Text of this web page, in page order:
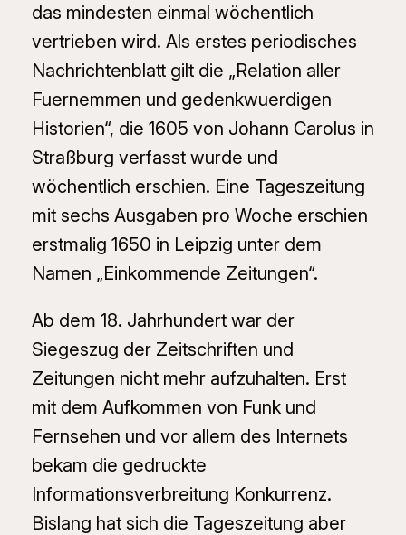
das mindesten einmal wöchentlich
vertrieben wird. Als erstes periodisches
Nachrichtenblatt gilt die „Relation aller
Fuernemmen und gedenkwuerdigen
Historien“, die 1605 von Johann Carolus in
Straßburg verfasst wurde und
wöchentlich erschien. Eine Tageszeitung
mit sechs Ausgaben pro Woche erschien
erstmalig 1650 in Leipzig unter dem
Namen „Einkommende Zeitungen“.
Ab dem 18. Jahrhundert war der
Siegeszug der Zeitschriften und
Zeitungen nicht mehr aufzuhalten. Erst
mit dem Aufkommen von Funk und
Fernsehen und vor allem des Internets
bekam die gedruckte
Informationsverbreitung Konkurrenz.
Bislang hat sich die Tageszeitung aber